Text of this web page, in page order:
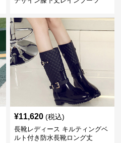
¥11,620 (税込)
長靴レディース キルティングベ
ルト付き防水長靴ロング丈